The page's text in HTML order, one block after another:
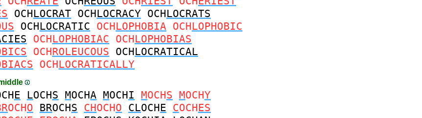
OCHLOCRAT OCHLOCRACY OCHLOCRATS
OCHLOCRATIC OCHLOPHOBIA OCHLOPHOBIC
OCHLOPHOBIAC OCHLOPHOBIAS
OCHROLEUCOUS OCHLOCRATICAL
OCHLOCRATICALLY
E LOCHS MOCHA MOCHI MOCHS MOCHY
OCHO BROCHS CHOCHO CLOCHE COCHES